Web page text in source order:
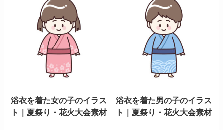
浴衣を着た女の子のイラス
ト｜夏祭り・花火大会素材
浴衣を着た男の子のイラス
ト｜夏祭り・花火大会素材